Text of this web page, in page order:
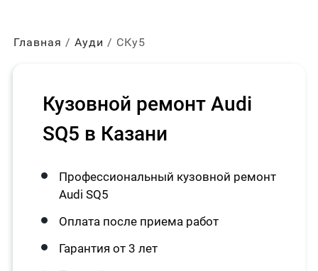
Главная Ауди СКу5
Кузовной ремонт Audi
SQ5 в Казани
Профессиональный кузовной ремонт
Audi SQ5
Оплата после приема работ
Гарантия от 3 лет